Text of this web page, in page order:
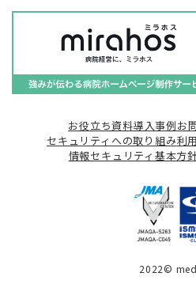
2022©
お役立ち資料導入事例お
セキュリティへの取り組み利
情報セキュリティ基本方